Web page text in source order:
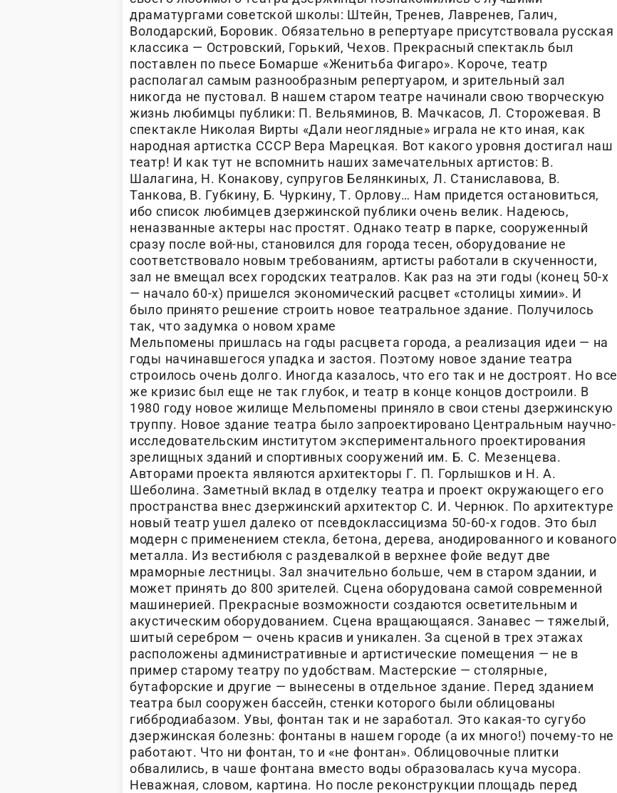
драматургами советской школы: Штейн, Тренев, Лавренев, Галич,
Володарский, Боровик. Обязательно в репертуаре присутствовала русская
классика — Островский, Горький, Чехов. Прекрасный спектакль был
поставлен по пьесе Бомарше «Женитьба Фигаро». Короче, театр
располагал самым разнообразным репертуаром, и зрительный зал
никогда не пустовал. В нашем старом театре начинали свою творческую
жизнь любимцы публики: П. Вельяминов, В. Мачкасов, Л. Сторожевая. В
спектакле Николая Вирты «Дали неоглядные» играла не кто иная, как
народная артистка СССР Вера Марецкая. Вот какого уровня достигал наш
театр! И как тут не вспомнить наших замечательных артистов: В.
Шалагина, Н. Конакову, супругов Белянкиных, Л. Станиславова, В.
Танкова, В. Губкину, Б. Чуркину, Т. Орлову… Нам придется остановиться,
ибо список любимцев дзержинской публики очень велик. Надеюсь,
неназванные актеры нас простят. Однако театр в парке, сооруженный
сразу после вой-ны, становился для города тесен, оборудование не
соответствовало новым требованиям, артисты работали в скученности,
зал не вмещал всех городских театралов. Как раз на эти годы (конец 50-х
— начало 60-х) пришелся экономический расцвет «столицы химии». И
было принято решение строить новое театральное здание. Получилось
так, что задумка о новом храме
Мельпомены пришлась на годы расцвета города, а реализация идеи — на
годы начинавшегося упадка и застоя. Поэтому новое здание театра
строилось очень долго. Иногда казалось, что его так и не достроят. Но все
же кризис был еще не так глубок, и театр в конце концов достроили. В
1980 году новое жилище Мельпомены приняло в свои стены дзержинскую
труппу. Новое здание театра было запроектировано Центральным научно-
исследовательским институтом экспериментального проектирования
зрелищных зданий и спортивных сооружений им. Б. С. Мезенцева.
Авторами проекта являются архитекторы Г. П. Горлышков и Н. А.
Шеболина. Заметный вклад в отделку театра и проект окружающего его
пространства внес дзержинский архитектор С. И. Чернюк. По архитектуре
новый театр ушел далеко от псевдоклассицизма 50-60-х годов. Это был
модерн с применением стекла, бетона, дерева, анодированного и кованого
металла. Из вестибюля с раздевалкой в верхнее фойе ведут две
мраморные лестницы. Зал значительно больше, чем в старом здании, и
может принять до 800 зрителей. Сцена оборудована самой современной
машинерией. Прекрасные возможности создаются осветительным и
акустическим оборудованием. Сцена вращающаяся. Занавес — тяжелый,
шитый серебром — очень красив и уникален. За сценой в трех этажах
расположены административные и артистические помещения — не в
пример старому театру по удобствам. Мастерские — столярные,
бутафорские и другие — вынесены в отдельное здание. Перед зданием
театра был сооружен бассейн, стенки которого были облицованы
гиббродиабазом. Увы, фонтан так и не заработал. Это какая-то сугубо
дзержинская болезнь: фонтаны в нашем городе (а их много!) почему-то не
работают. Что ни фонтан, то и «не фонтан». Облицовочные плитки
обвалились, в чаше фонтана вместо воды образовалась куча мусора.
Неважная, словом, картина. Но после реконструкции площадь перед